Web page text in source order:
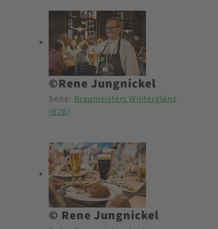
©Rene Jungnickel
Seite: Braumeisters Winterglanz
(B2B)
© Rene Jungnickel